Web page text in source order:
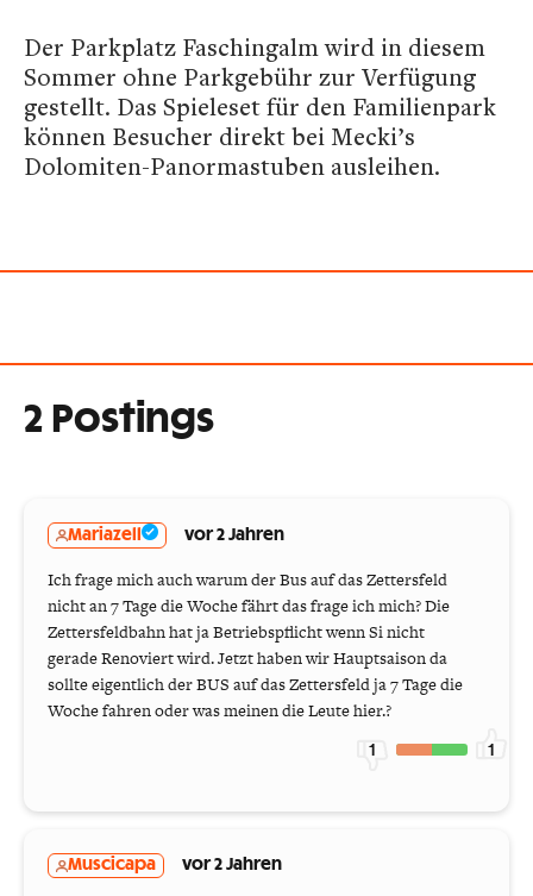
Der Parkplatz Faschingalm wird in diesem
Sommer ohne Parkgebühr zur Verfügung
gestellt. Das Spieleset für den Familienpark
können Besucher direkt bei Mecki’s
Dolomiten-Panormastuben ausleihen.
2 Postings
Mariazell vor 2 Jahren
Ich frage mich auch warum der Bus auf das Zettersfeld
nicht an 7 Tage die Woche fährt das frage ich mich? Die
Zettersfeldbahn hat ja Betriebspflicht wenn Si nicht
gerade Renoviert wird. Jetzt haben wir Hauptsaison da
sollte eigentlich der BUS auf das Zettersfeld ja 7 Tage die
Woche fahren oder was meinen die Leute hier.?
1 1
Muscicapa vor 2 Jahren